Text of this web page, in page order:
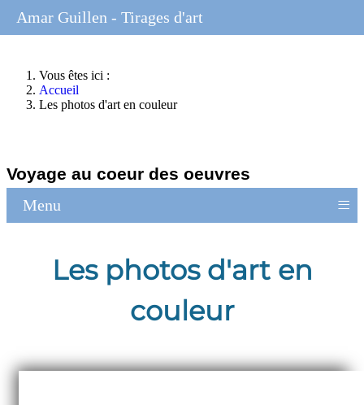
Vous êtes ici :
Accueil
Les photos d'art en couleur
Voyage au coeur des oeuvres
Menu ≡
Les photos d'art en
couleur
Amar Guillen - Tirages d'art